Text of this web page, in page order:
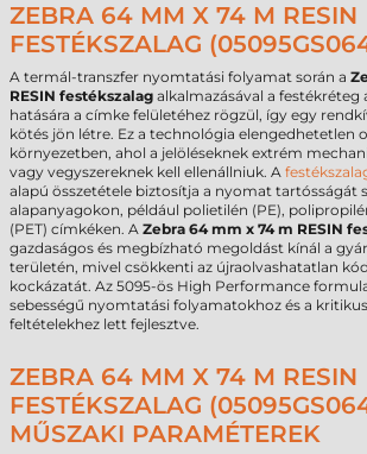
ZEBRA 64 MM X 74 M RESIN
FESTÉKSZALAG
A termál-transzfer nyomtatási folyamat során a
RESIN festékszalag alkalmazásával a
hatására a címke felületéhez rögzül, így egy
kötés jön létre. Ez a technológia elengedhetetlen
környezetben, ahol a jelöléseknek extrém
vagy vegyszereknek kell ellenállniuk. A
alapú összetétele biztosítja a nyomat tartósságát
alapanyagokon, például polietilén (PE),
(PET) címkéken. A Zebra 64 mm x 74 m RESIN
gazdaságos és megbízható megoldást kínál a
területén, mivel csökkenti az újraolvashatatlan
kockázatát. Az 5095-ös High Performance
sebességű nyomtatási folyamatokhoz és a
feltételekhez lett fejlesztve.
ZEBRA 64 MM X 74 M RESIN
FESTÉKSZALAG
MŰSZAKI PARAMÉTEREK